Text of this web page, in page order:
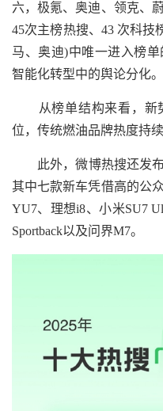
六，极氪、奥迪、领克、
45次主榜热搜、43 次科技
马、奥迪)中唯一进入榜
智能化转型中的舆论分化。
从榜单结构来看，新
位，传统燃油品牌热度持续
此外，微博热搜还发布
其中七款新车凭借高的公
YU7、理想i8、小米SU7
Sportback以及问界M7。